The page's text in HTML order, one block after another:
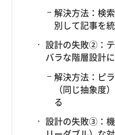
解決方法：検
別して記事を
設計の失敗②：
バラな階層設計
解決方法：ピ
（同じ抽象度
る
設計の失敗③：